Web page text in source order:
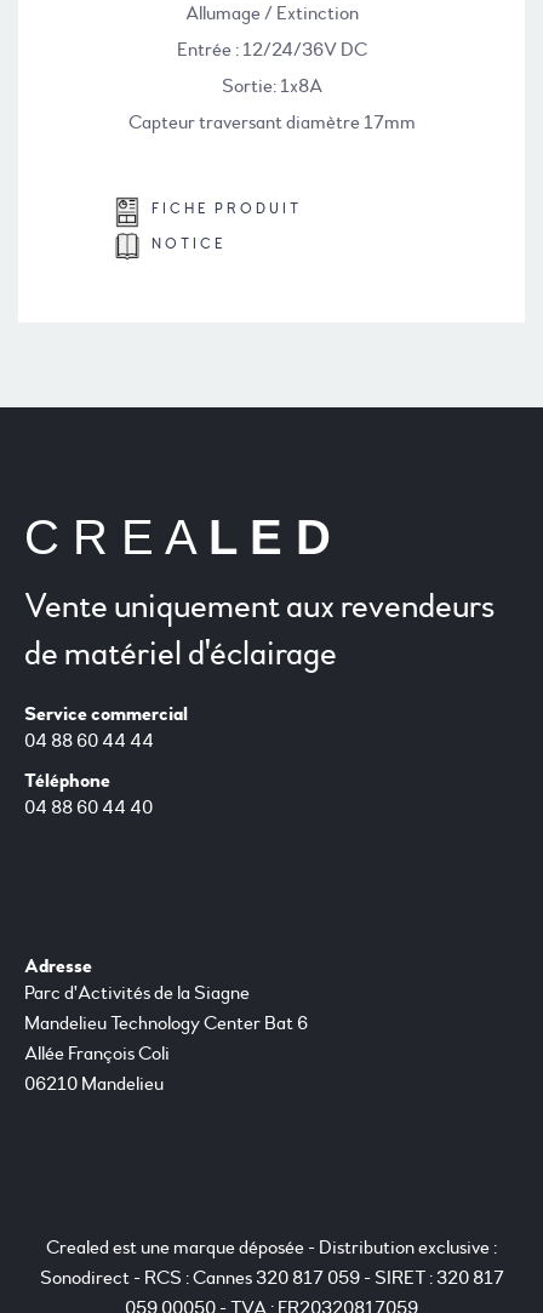
Allumage / Extinction
Entrée : 12/24/36V DC
Sortie: 1x8A
Capteur traversant diamètre 17mm
FICHE PRODUIT
NOTICE
C R E A L E D
Vente uniquement aux revendeurs
de matériel d'éclairage
Service commercial
04 88 60 44 44
Téléphone
04 88 60 44 40
Adresse
Parc d'Activités de la Siagne
Mandelieu Technology Center Bat 6
Allée François Coli
06210 Mandelieu
Crealed est une marque déposée - Distribution exclusive :
Sonodirect - RCS : Cannes 320 817 059 - SIRET : 320 817
059 00050 - TVA : FR20320817059